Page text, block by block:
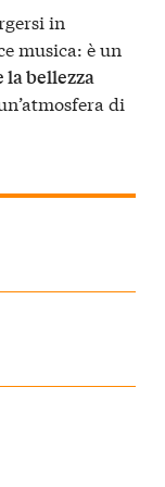
in
musica: è un
la bellezza
di